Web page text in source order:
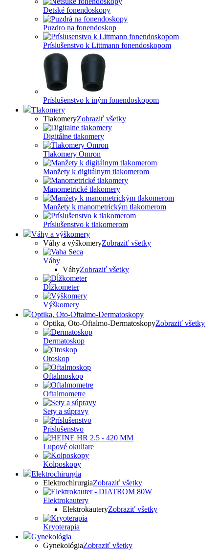
Detské fonendoskopy
Puzdro na fonendoskop
Príslušenstvo k Littmann fonendoskopom
Príslušenstvo k iným fonendoskopom
Tlakomery
TlakomeryZobraziť všetky
Digitálne tlakomery
Tlakomery Omron
Manžety k digitálnym tlakomerom
Manometrické tlakomery
Manžety k manometrickým tlakomerom
Príslušenstvo k tlakomerom
Váhy a výškomery
Váhy a výškomeryZobraziť všetky
Váhy
VáhyZobraziť všetky
Dĺžkometer
Výškomery
Optika, Oto-Oftalmo-Dermatoskopy
Optika, Oto-Oftalmo-DermatoskopyZobraziť všetky
Dermatoskop
Otoskop
Oftalmoskop
Oftalmometre
Sety a súpravy
Príslušenstvo
Lupové okuliare
Kolposkopy
Elektrochirurgia
ElektrochirurgiaZobraziť všetky
Elektrokautery
ElektrokauteryZobraziť všetky
Kryoterapia
Gynekológia
GynekológiaZobraziť všetky